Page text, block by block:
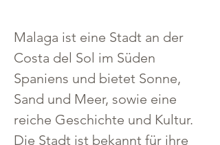
Malaga ist eine Stadt an der
Costa del Sol im Süden
Spaniens und bietet Sonne,
Sand und Meer, sowie eine
reiche Geschichte und Kultur.
Die Stadt ist bekannt für ihre